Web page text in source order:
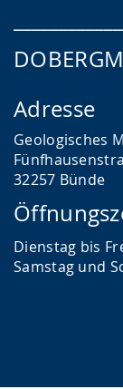
Adresse
Geologisches
32257 Bünde
Dienstag bis
Samstag und